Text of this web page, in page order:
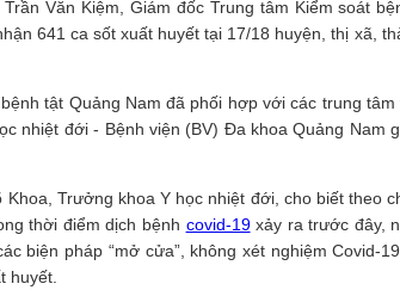
Văn Kiệm, Giám đốc Trung tâm Kiểm soát
641 ca sốt xuất huyết tại 17/18 huyện, thị xã,
tật Quảng Nam đã phối hợp với các trung
nhiệt đới - Bệnh viện (BV) Đa khoa Quảng Nam
Khoa, Trưởng khoa Y học nhiệt đới, cho biết theo
thời điểm dịch bệnh covid-19xảy ra trước đây,
biện pháp “mở cửa”, không xét nghiệm Covid-
huyết.